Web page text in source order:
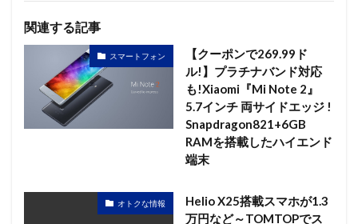
関連する記事
スマートフォン
【クーポンで269.99ド
ル!】プラチナバンド対応
も!Xiaomi『Mi Note 2』
5.7インチ 両サイドエッジ !
Snapdragon821+6GB
RAMを搭載したハイエンド
端末
オトクな情報
Helio X25搭載スマホが1.3
万円など～TOMTOPでス